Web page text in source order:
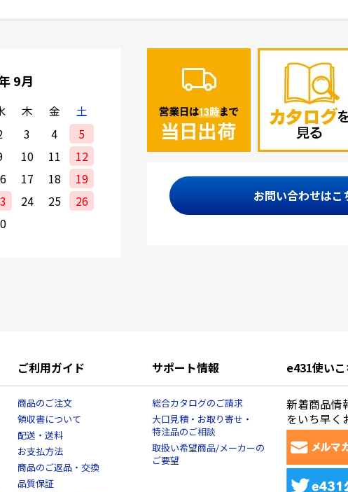
9月
木 金
土
3 4
5
10 11
12
17 18
19
24 25
26
お問い合わせはこ
ご利用ガイド
商品のご注文
領収書について
配送・送料
お支払方法
商品のご返品・交換
品質保証
サポート情報
総合カタログのご請求
大口見積・お取り寄せ・
特注品のご相談
取扱い希望商品/メーカーの
ご要望
e431使い
新着商品情
をいち早く